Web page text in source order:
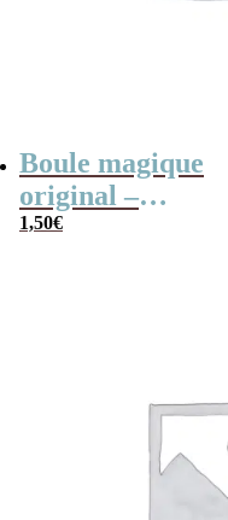
Boule magique
original –
Jawbreaker 2×3
1,50€